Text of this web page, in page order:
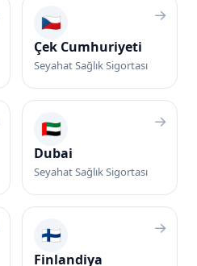
🇨🇿
Çek Cumhuriyeti
Seyahat Sağlık Sigortası
→
🇦🇪
Dubai
Seyahat Sağlık Sigortası
→
🇫🇮
Finlandiya
→